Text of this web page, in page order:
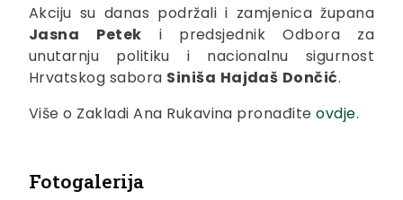
Akciju su danas podržali i zamjenica župana
Jasna
Petek i predsjednik Odbora za
unutarnju politiku i nacionalnu sigurnost
Hrvatskog sabora Siniša Hajdaš Dončić.
Više o Zakladi Ana Rukavina pronađiteovdje.
Fotogalerija